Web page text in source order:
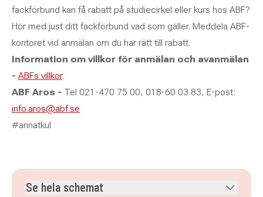
fackförbund kan få rabatt på studiecirkel eller kurs hos ABF?
Hör med just ditt fackförbund vad som gäller. Meddela ABF-
kontoret vid anmälan om du har rätt till rabatt.
Information om villkor för anmälan och avanmälan
- ABFs villkor.
ABF Aros - Tel 021-470 75 00, 018-60 03 83, E-post:
info.aros@abf.se
#annatkul
Se hela schemat